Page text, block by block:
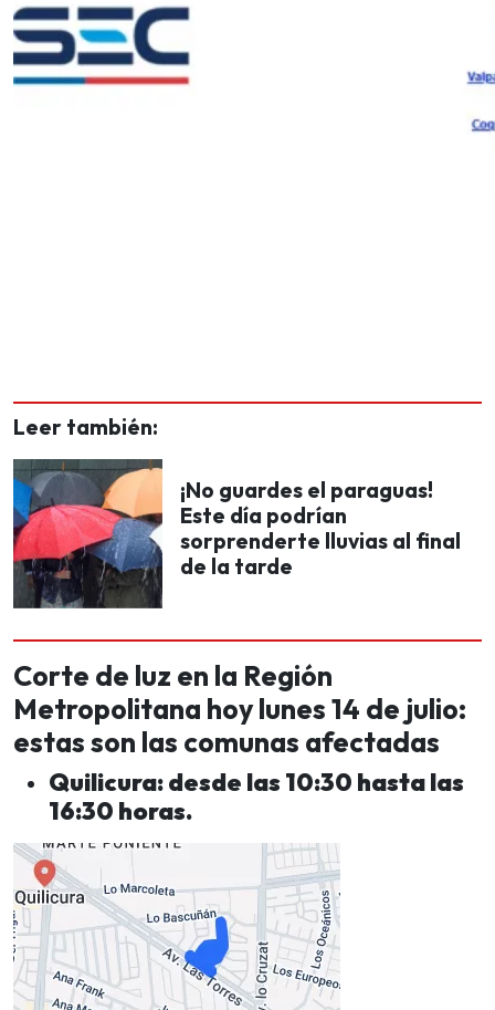
Leer también:
¡No guardes el paraguas!
Este día podrían
sorprenderte lluvias al final
de la tarde
Corte de luz en la Región
Metropolitana hoy lunes 14 de julio:
estas son las comunas afectadas
Quilicura: desde las 10:30 hasta las
16:30 horas.